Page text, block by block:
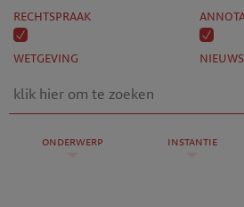
rechtspraak
wetgeving
onderwerp instantie